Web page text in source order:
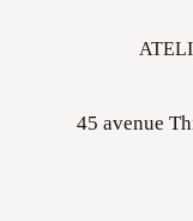
45 avenue